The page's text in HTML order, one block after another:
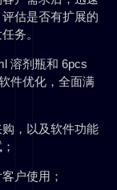
估是否有扩展的
务。
溶剂瓶和 6pcs
件优化，全面满
，以及软件功能
户使用；